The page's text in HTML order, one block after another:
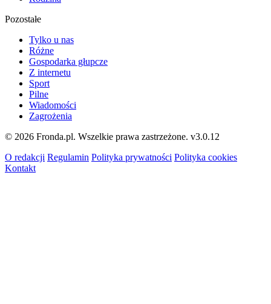
Pozostałe
Tylko u nas
Różne
Gospodarka głupcze
Z internetu
Sport
Pilne
Wiadomości
Zagrożenia
© 2026 Fronda.pl. Wszelkie prawa zastrzeżone. v3.0.12
O redakcji Regulamin Polityka prywatności Polityka cookies
Kontakt